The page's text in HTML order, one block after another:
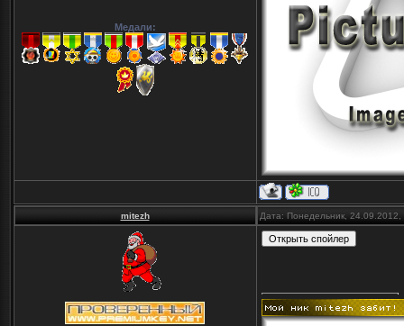
Медали:
mitezh Дата: Понедельник,